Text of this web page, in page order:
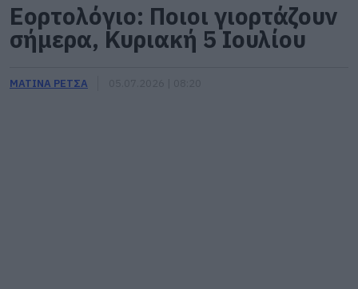
Εορτολόγιο: Ποιοι γιορτάζουν
σήμερα, Κυριακή 5 Ιουλίου
ΜΑΤΙΝΑ ΡΕΤΣΑ